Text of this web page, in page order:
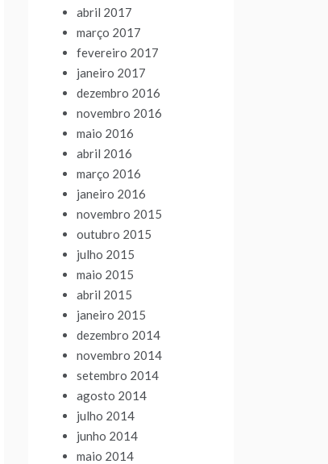
abril 2017
março 2017
fevereiro 2017
janeiro 2017
dezembro 2016
novembro 2016
maio 2016
abril 2016
março 2016
janeiro 2016
novembro 2015
outubro 2015
julho 2015
maio 2015
abril 2015
janeiro 2015
dezembro 2014
novembro 2014
setembro 2014
agosto 2014
julho 2014
junho 2014
maio 2014